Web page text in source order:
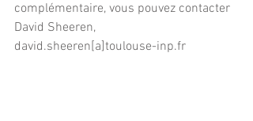
complémentaire, vous pouvez contacter
David Sheeren,
david.sheeren[a]toulouse-inp.fr